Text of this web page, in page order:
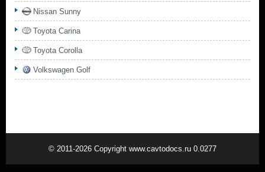
Nissan Sunny
Toyota Carina
Toyota Corolla
Volkswagen Golf
© 2011-2026 Copyright www.cavtodocs.ru 0.0277